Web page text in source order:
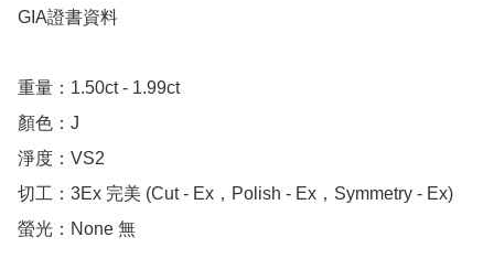
GIA證書資料
重量：1.50ct - 1.99ct
顏色：J
淨度：VS2
切工：3Ex 完美 (Cut - Ex，Polish - Ex，Symmetry - Ex)
螢光：None 無